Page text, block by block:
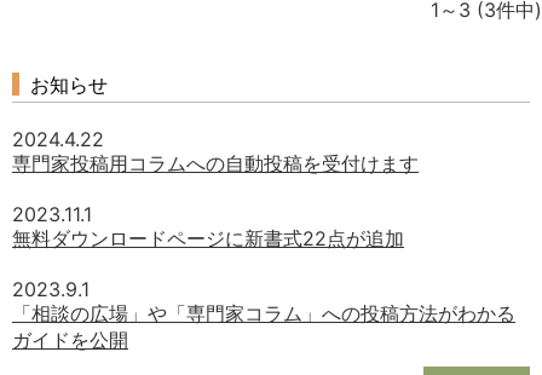
1～3 (3件中)
お知らせ
2024.4.22
専門家投稿用コラムへの自動投稿を受付けます
2023.11.1
無料ダウンロードページに新書式22点が追加
2023.9.1
「相談の広場」や「専門家コラム」への投稿方法がわかる
ガイドを公開